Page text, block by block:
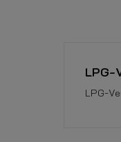
LPG-
LPG-